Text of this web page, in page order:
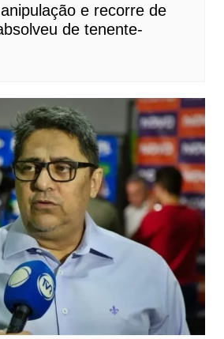
e recorre de
de tenente-